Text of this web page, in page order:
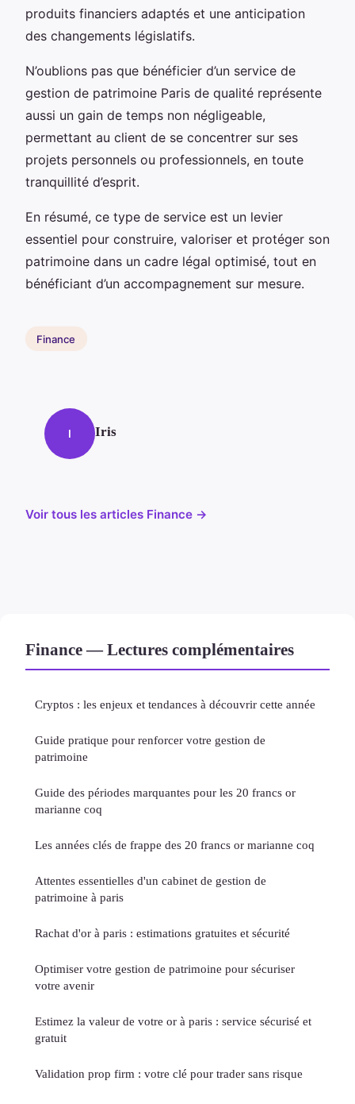
produits financiers adaptés et une anticipation
des changements législatifs.
N’oublions pas que bénéficier d’un service de
gestion de patrimoine Paris de qualité représente
aussi un gain de temps non négligeable,
permettant au client de se concentrer sur ses
projets personnels ou professionnels, en toute
tranquillité d’esprit.
En résumé, ce type de service est un levier
essentiel pour construire, valoriser et protéger son
patrimoine dans un cadre légal optimisé, tout en
bénéficiant d’un accompagnement sur mesure.
Finance
I Iris
Voir tous les articles Finance →
Finance — Lectures complémentaires
Cryptos : les enjeux et tendances à découvrir cette année
Guide pratique pour renforcer votre gestion de
patrimoine
Guide des périodes marquantes pour les 20 francs or
marianne coq
Les années clés de frappe des 20 francs or marianne coq
Attentes essentielles d'un cabinet de gestion de
patrimoine à paris
Rachat d'or à paris : estimations gratuites et sécurité
Optimiser votre gestion de patrimoine pour sécuriser
votre avenir
Estimez la valeur de votre or à paris : service sécurisé et
gratuit
Validation prop firm : votre clé pour trader sans risque